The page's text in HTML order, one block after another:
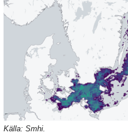
Källa: Smhi.